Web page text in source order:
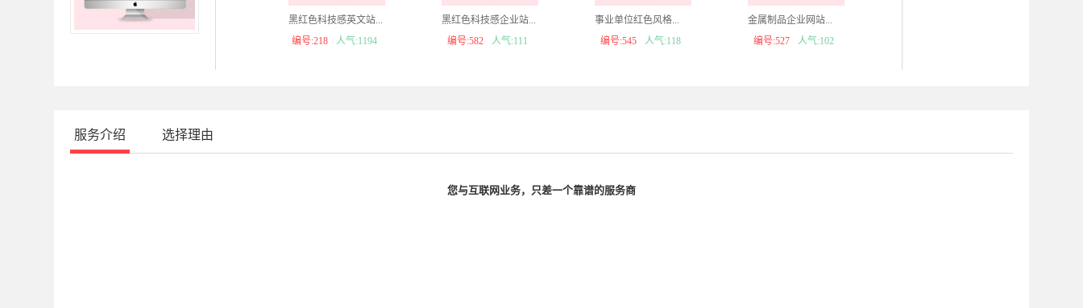
黑红色科技感英文站...
编号:218
人气:1194
黑红色科技感企业站...
编号:582
人气:111
事业单位红色风格...
编号:545
人气:118
金属制品企业网站...
编号:527
人气:102
服务介绍 选择理由
您与互联网业务，只差一个靠谱的服务商